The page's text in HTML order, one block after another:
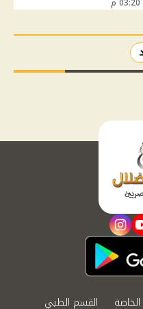
youtube
instagram
الخاصة القسم الطبي